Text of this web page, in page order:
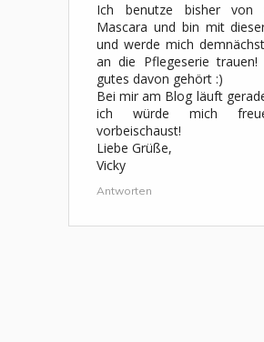
Ich benutze bisher von
Mascara und bin mit
und werde mich
an die Pflegeserie
gutes davon gehört :)
Bei mir am Blog läuft
ich würde mich
vorbeischaust!
Liebe Grüße,
Vicky
Antworten